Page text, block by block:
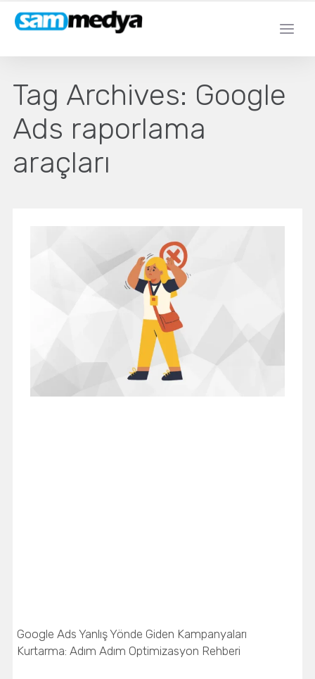
Tag Archives: Google
Ads raporlama
araçları
Google Ads Yanlış Yönde Giden Kampanyaları
Kurtarma: Adım Adım Optimizasyon Rehberi